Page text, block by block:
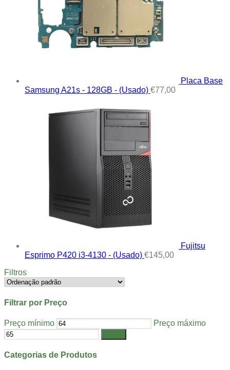
Placa Base
Samsung A21s - 128GB - (Usado) €77,00
Fujitsu
Esprimo P420 i3-4130 - (Usado) €145,00
Filtros
Filtrar por Preço
Preço mínimo Preço máximo
Categorias de Produtos